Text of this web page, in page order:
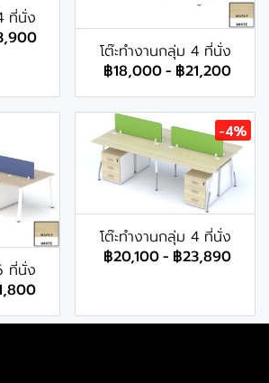
ที่นั่ง
โต๊ะทำงานกลุ่ม 4 ที่นั่ง
฿18,000- ฿21,200
ที่นั่ง
-4%
โต๊ะทำงานกลุ่ม 4 ที่นั่ง
฿20,100- ฿23,890